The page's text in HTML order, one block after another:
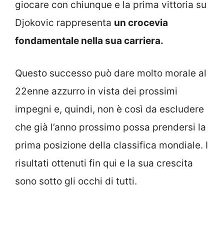
giocare con chiunque e la prima vittoria su
Djokovic rappresenta un crocevia
fondamentale nella sua carriera.
Questo successo può dare molto morale al
22enne azzurro in vista dei prossimi
impegni e, quindi, non è così da escludere
che già l’anno prossimo possa prendersi la
prima posizione della classifica mondiale. I
risultati ottenuti fin qui e la sua crescita
sono sotto gli occhi di tutti.